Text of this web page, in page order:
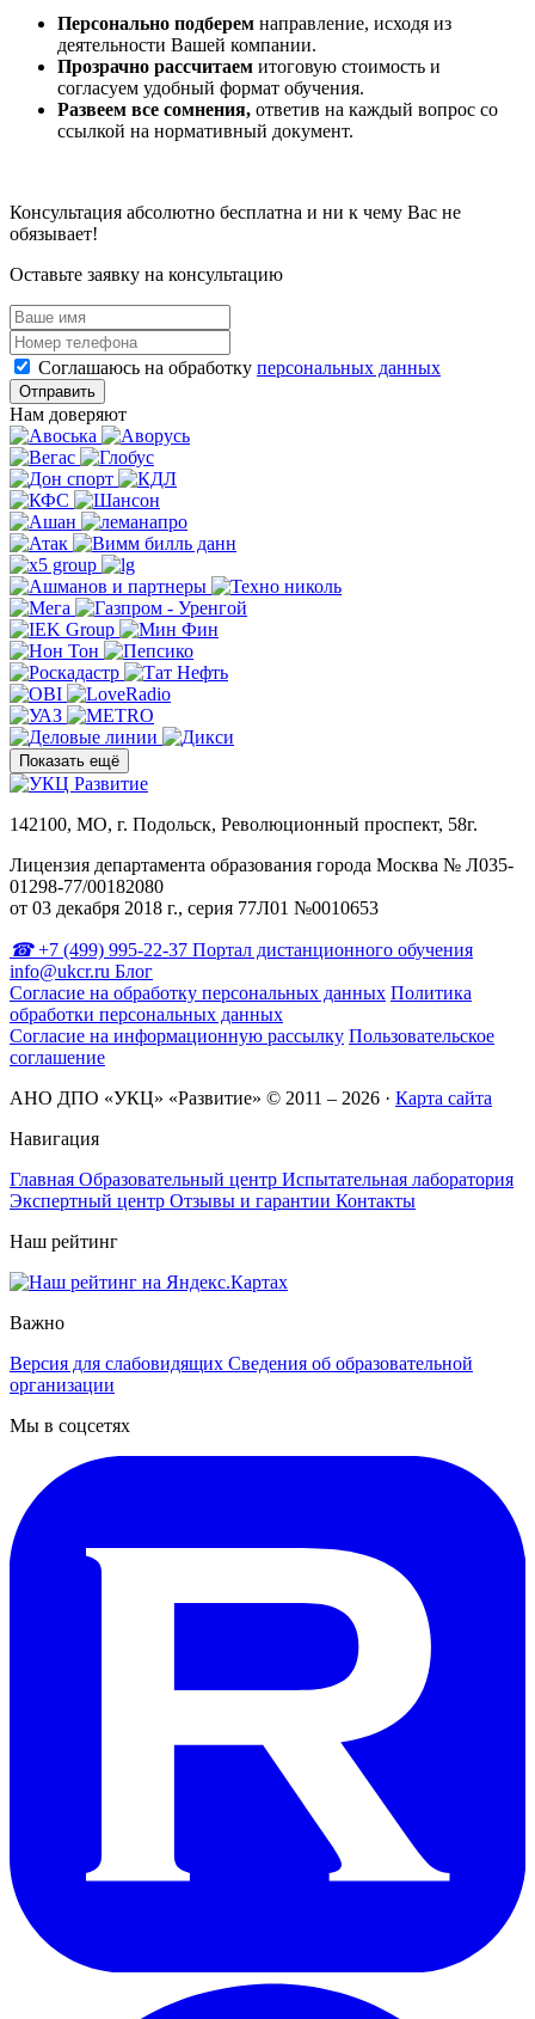
Персонально подберем направление, исходя из
деятельности Вашей компании.
Прозрачно рассчитаем итоговую стоимость и
согласуем удобный формат обучения.
Развеем все сомнения, ответив на каждый вопрос со
ссылкой на нормативный документ.
Консультация абсолютно бесплатна и ни к чему Вас не
обязывает!
Оставьте заявку на консультацию
Соглашаюсь на обработку персональных данных
Отправить
Нам доверяют
Показать ещё
142100, МО, г. Подольск, Революционный проспект, 58г.
Лицензия департамента образования города Москва № Л035-
01298-77/00182080
от 03 декабря 2018 г., серия 77Л01 №0010653
+7 (499) 995-22-37 Портал дистанционного обучения
info@ukcr.ru Блог
Согласие на обработку персональных данных Политика
обработки персональных данных
Согласие на информационную рассылку Пользовательское
соглашение
АНО ДПО «УКЦ» «Развитие» © 2011 – 2026 · Карта сайта
Навигация
Главная Образовательный центр Испытательная лаборатория
Экспертный центр Отзывы и гарантии Контакты
Наш рейтинг
Важно
Версия для слабовидящих Сведения об образовательной
организации
Мы в соцсетях